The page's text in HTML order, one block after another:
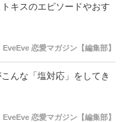
キスのエピソードやおす
EveEve 恋愛マガジン【編集部】
んな「塩対応」をしてき
EveEve 恋愛マガジン【編集部】